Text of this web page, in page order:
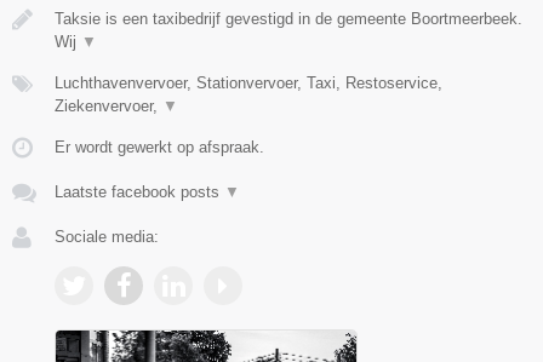
Taksie is een taxibedrijf gevestigd in de gemeente Boortmeerbeek.
Wij ▼
Luchthavenvervoer, Stationvervoer, Taxi, Restoservice,
Ziekenvervoer,
▼
Er wordt gewerkt op afspraak.
Laatste facebook posts ▼
Sociale media: